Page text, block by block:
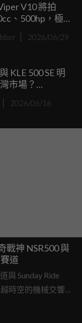
V10 將拍
、500hp，極
331km/h的瘋狂
2026/06/29
KLE 500 SE 明
市場？
台崎重車貼文回
！
2026/06/16
戰神 NSR500 與
道
與 Sunday Ride
時空的機械交響
因從不是躺在博物
夠與現代騎士產生